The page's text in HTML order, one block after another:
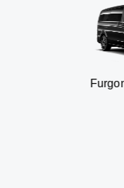
Furgoneta - 7